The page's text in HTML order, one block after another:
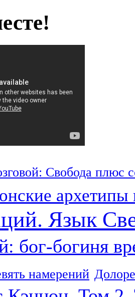
Свобода плюс
Язык
бог-богиня
намерений